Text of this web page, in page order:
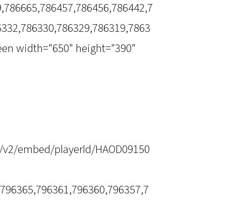
width="650" height="390"
embed/playerId/HAOD09150